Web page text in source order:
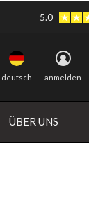
ÜBER UNS
deutsch anmelden
5.0